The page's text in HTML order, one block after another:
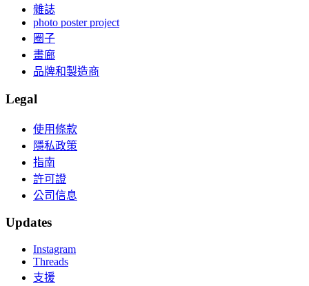
雜誌
photo poster project
圈子
畫廊
品牌和製造商
Legal
使用條款
隱私政策
指南
許可證
公司信息
Updates
Instagram
Threads
支援